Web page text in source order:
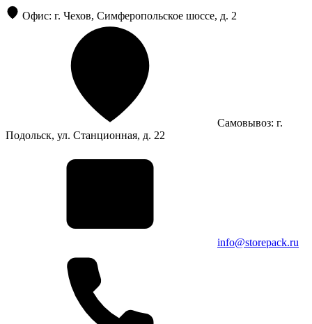
Офис: г. Чехов, Симферопольское шоссе, д. 2
Самовывоз: г.
Подольск, ул. Станционная, д. 22
info@storepack.ru